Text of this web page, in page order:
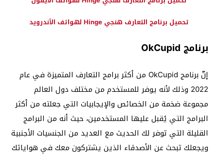
تحميل برنامج التعارف هنجي Hinge لهواتف الأندرويد
برنامج OkCupid
إنّ برنامج OkCupid من أكثر برامج التعارف المتميزة في عام
2022 وذلك لأنه يوفر للمستخدم من مختلف دول العالم
مجموعة ضخمة من الخصائص والإيجابيات التي جعلته من أكثر
البرامج التي يُقبل عليها المستخدمين، حيث أنه من البرامج
القليلة التي توفر لك الحديث مع العديد من الجنسيات الأجنبية
ويجعلك تبحث عن الأصدقاء الذين يشتركون معك في هواياتك